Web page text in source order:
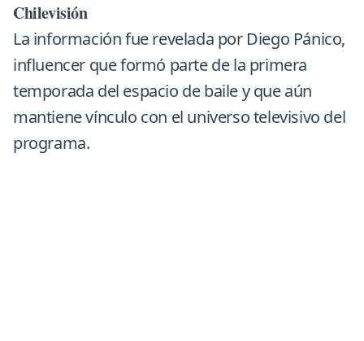
Chilevisión
La información fue revelada por Diego Pánico,
influencer que formó parte de la primera
temporada del espacio de baile y que aún
mantiene vínculo con el universo televisivo del
programa.